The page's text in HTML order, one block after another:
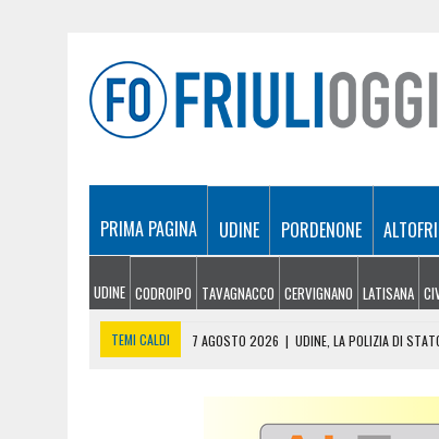
PRIMA PAGINA UDINE PORDENONE
UDINE CODROIPO TAVAGNACCO CERVIGNANO LATISANA
TEMI CALDI 7 AGOSTO 2026 | UDINE, LA POLIZIA DI